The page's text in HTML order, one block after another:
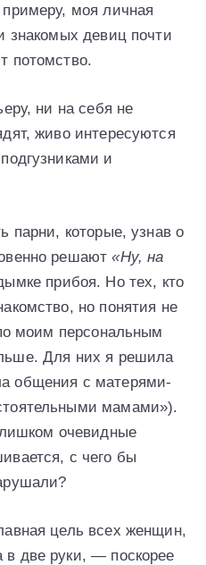
моя личная
знакомых девиц почти
потомство.
ни на себя не
живо интересуются
и
парни, которые, узнав о
решают«Ну, на
прибоя. Но тех, кто
но понятия не
моим персональным
Для них я решила
общения с матерями-
мамами»).
очевидные
с чего бы
цель всех женщин,
две руки, — поскорее